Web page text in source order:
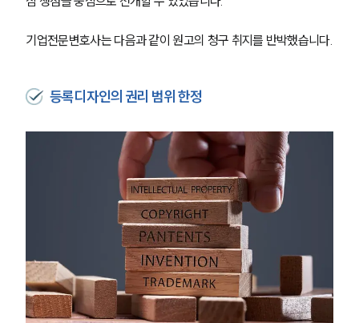
기업전문변호사는 다음과 같이 원고의 청구 취지를 반박했습니다.
등록디자인의 권리 범위 한정